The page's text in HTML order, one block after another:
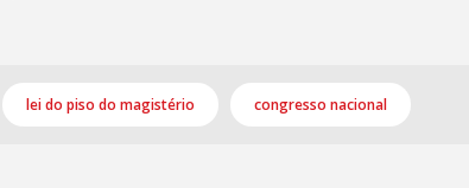
lei do piso do magistério congresso nacional